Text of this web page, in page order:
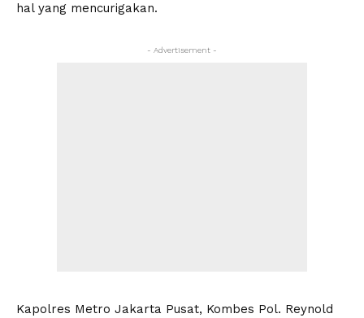
hal yang mencurigakan.
- Advertisement -
Kapolres Metro Jakarta Pusat, Kombes Pol. Reynold